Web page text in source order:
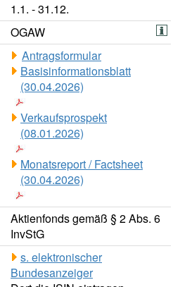
1.1. - 31.12.
OGAW
Antragsformular
Basisinformationsblatt
(30.04.2026)
Verkaufsprospekt
(08.01.2026)
Monatsreport / Factsheet
(30.04.2026)
Aktienfonds gemäß § 2 Abs. 6
InvStG
s. elektronischer
Bundesanzeiger